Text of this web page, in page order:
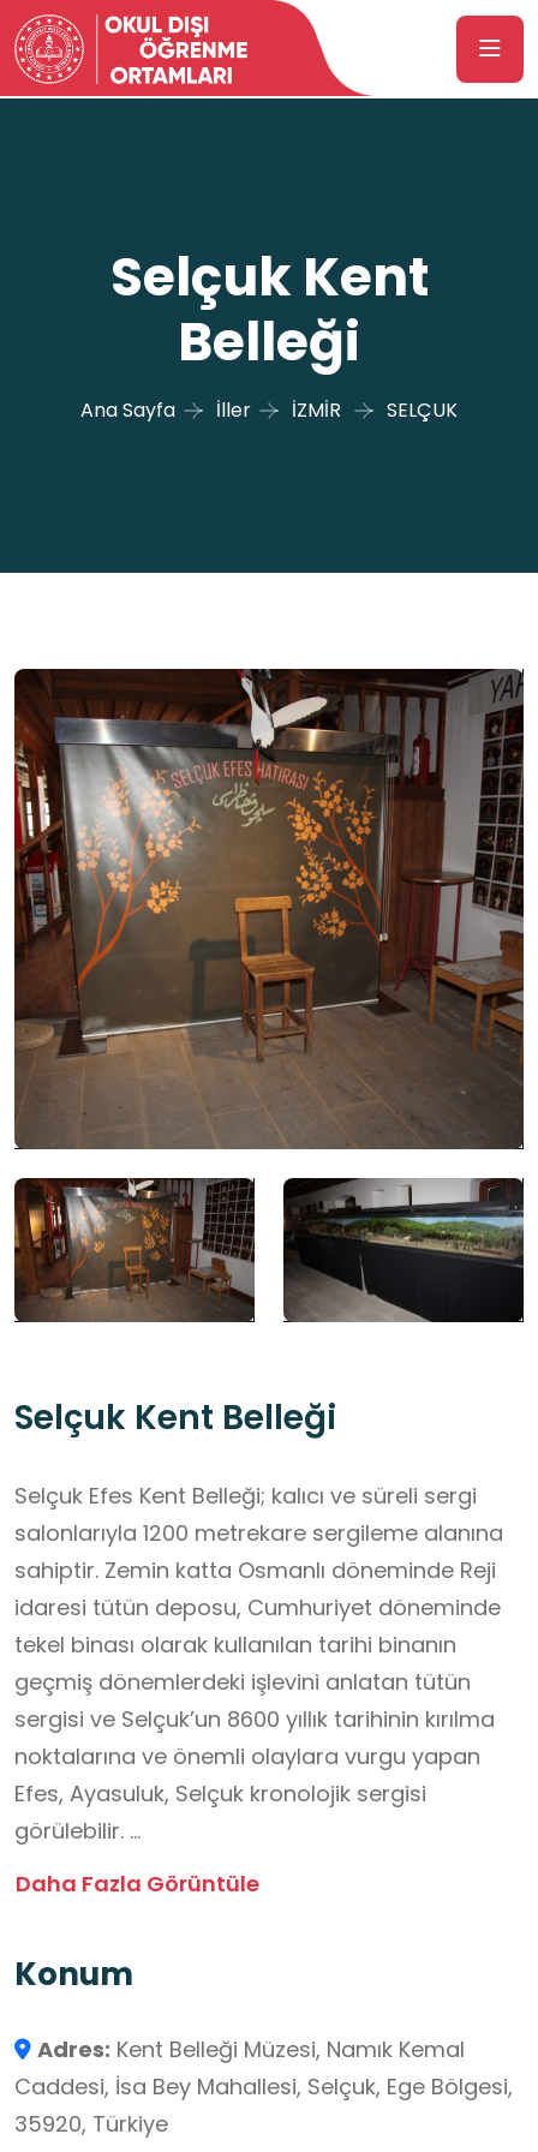
Selçuk Kent
Belleği
Ana Sayfa İller İZMİR SELÇUK
Selçuk Kent Belleği
Selçuk Efes Kent Belleği; kalıcı ve süreli sergi
salonlarıyla 1200 metrekare sergileme alanına
sahiptir. Zemin katta Osmanlı döneminde Reji
idaresi tütün deposu, Cumhuriyet döneminde
tekel binası olarak kullanılan tarihi binanın
geçmiş dönemlerdeki işlevini anlatan tütün
sergisi ve Selçuk’un 8600 yıllık tarihinin kırılma
noktalarına ve önemli olaylara vurgu yapan
Efes, Ayasuluk, Selçuk kronolojik sergisi
görülebilir.
1. Kat: Arşiv sisteminin bulunduğu çalışma ofisi
“Yeni Efesliler” sergisini yerel tarihe ilgi
Sergisi, bu ilke doğrultusunda yapılan sözlü
tarih çalışmaları içinden kentin demografik
yapısını temsil etme gücü göz önünde
Daha Fazla Görüntüle
Konum
Adres: Kent Belleği Müzesi, Namık Kemal
Caddesi, İsa Bey Mahallesi, Selçuk, Ege Bölgesi,
35920, Türkiye